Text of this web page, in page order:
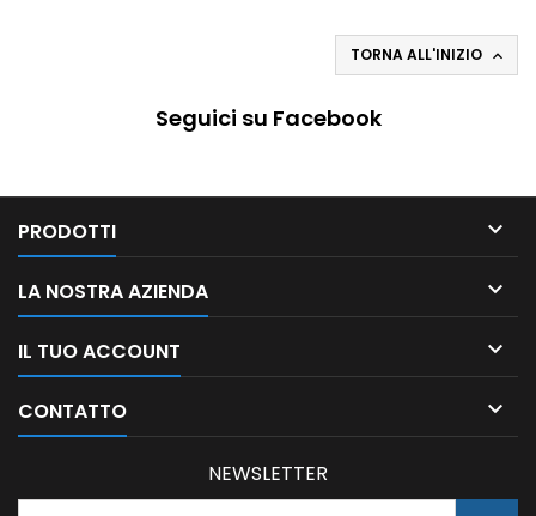
TORNA ALL'INIZIO 
Seguici su Facebook
PRODOTTI 
LA NOSTRA AZIENDA 
IL TUO ACCOUNT 
CONTATTO 
NEWSLETTER